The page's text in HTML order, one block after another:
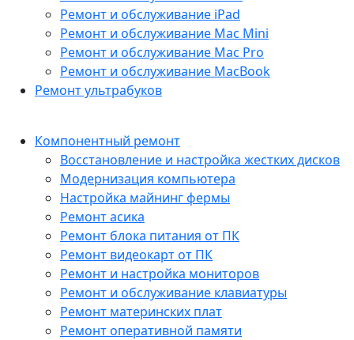
Ремонт и обслуживание iPad
Ремонт и обслуживание Mac Mini
Ремонт и обслуживание Mac Pro
Ремонт и обслуживание MacBook
Ремонт ультрабуков
Компонентный ремонт
Восстановление и настройка жестких дисков
Модернизация компьютера
Настройка майнинг фермы
Ремонт асика
Ремонт блока питания от ПК
Ремонт видеокарт от ПК
Ремонт и настройка мониторов
Ремонт и обслуживание клавиатуры
Ремонт материнских плат
Ремонт оперативной памяти